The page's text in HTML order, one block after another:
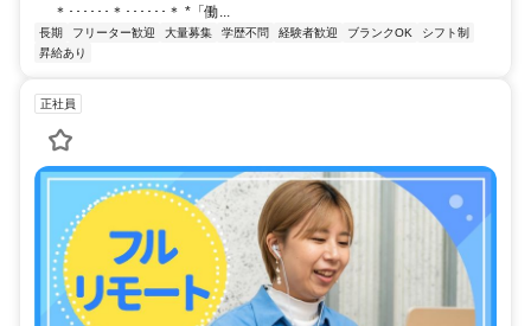
＊･･････＊･･････＊ *「働...
長期 フリーター歓迎 大量募集 学歴不問 経験者歓迎 ブランクOK
シフト制
昇給あり
正社員